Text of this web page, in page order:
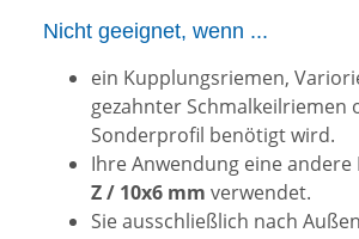
Nicht geeignet, wenn ...
ein Kupplungsriemen,
gezahnter Schmalkeilriemen
Sonderprofil benötigt wird.
Ihre Anwendung eine
Z / 10x6 mm verwendet.
Sie ausschließlich nach